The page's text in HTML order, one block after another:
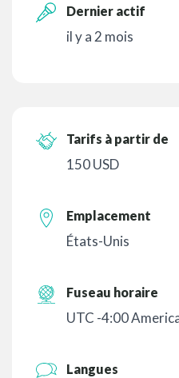
Dernier actif
il y a 2 mois
Tarifs à partir de
150 USD
Emplacement
États-Unis
Fuseau horaire
UTC -4:00
Langues